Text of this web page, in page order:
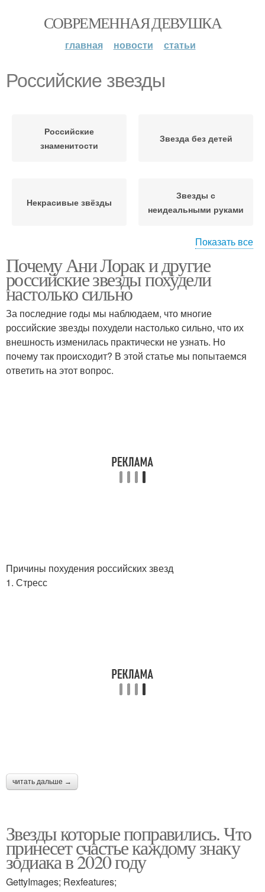
СОВРЕМЕННАЯ ДЕВУШКА
главная новости статьи
Российские звезды
Российские
знаменитости
Звезда без детей
Некрасивые звёзды
Звезды с
неидеальными руками
Звезда с неидеальными
руками
фигурой
Показать все
Почему Ани Лорак и другие
российские звезды похудели
настолько сильно
За последние годы мы наблюдаем, что многие
российские звезды похудели настолько сильно, что их
внешность изменилась практически не узнать. Но
почему так происходит? В этой статье мы попытаемся
ответить на этот вопрос.
Причины похудения российских звезд
1. Стресс
читать дальше →
Звезды которые поправились. Что
принесет счастье каждому знаку
зодиака в 2020 году
GettyImages; Rexfeatures;